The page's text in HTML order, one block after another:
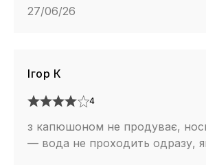
27/06/26
Ігор К
4
з капюшоном не продуває,
— вода не проходить одразу,